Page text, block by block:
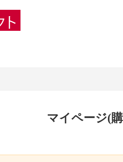
マイページ(